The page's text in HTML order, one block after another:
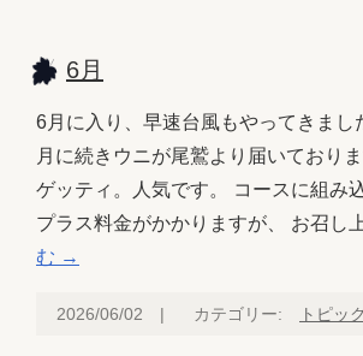
6月
6月に入り、早速台風もやってきまし
月に続きウニが尾鷲より届いており
ゲッティ。人気です。 コースに組み
プラス料金がかかりますが、 お召し
む →
2026/06/02 | カテゴリー: トピッ